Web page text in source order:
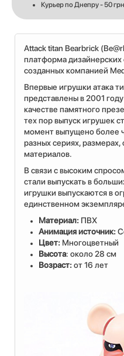
Курьер по Днепру - 50 грн
Attack titan Bearbrick
платформа
созданных компанией
Впервые игрушки атака
представлены в 2001
качестве памятного
тех пор выпуск игрушек
момент выпущено более
разных сериях,
материалов.
В связи с высоким
стали выпускать в
игрушки выпускаются в
единственном
Материал: ПВХ
Анимация источник:
Цвет: Многоцветный
Высота: около 28 см
Возраст:от 16 лет